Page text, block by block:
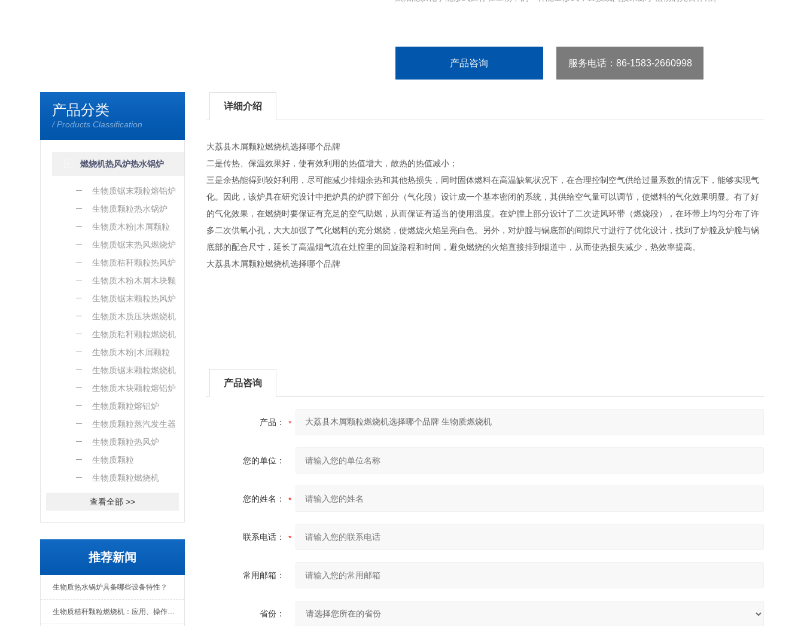
产品咨询 服务电话：86-1583-2660998
产品分类
/ Products Classification
燃烧机热风炉热水锅炉
生物质锯末颗粒熔铝炉
生物质颗粒热水锅炉
生物质木粉|木屑颗粒
熔铝炉
生物质锯末热风燃烧炉
生物质秸秆颗粒热风炉
生物质木粉木屑木块颗
粒热风炉
生物质锯末颗粒热风炉
生物质木质压块燃烧机
生物质秸秆颗粒燃烧机
生物质木粉|木屑颗粒
燃烧机
生物质锯末颗粒燃烧机
生物质木块颗粒熔铝炉
生物质颗粒熔铝炉
生物质颗粒蒸汽发生器
生物质颗粒热风炉
生物质颗粒
生物质颗粒燃烧机
查看全部 >>
推荐新闻
生物质热水锅炉具备哪些设备特性？
生物质秸秆颗粒燃烧机：应用、操作与日常维护全解析
详细介绍
大荔县木屑颗粒燃烧机选择哪个品牌
二是传热、保温效果好，使有效利用的热值增大，散热的热值减小；
三是余热能得到较好利用，尽可能减少排烟余热和其他热损失，同时固体燃料在高温缺氧状况下，在合理控制空气供给过量系数的情况下，能够实现气
化。因此，该炉具在研究设计中把炉具的炉膛下部分（气化段）设计成一个基本密闭的系统，其供给空气量可以调节，使燃料的气化效果明显。有了好
的气化效果，在燃烧时要保证有充足的空气助燃，从而保证有适当的使用温度。在炉膛上部分设计了二次进风环带（燃烧段），在环带上均匀分布了许
多二次供氧小孔，大大加强了气化燃料的充分燃烧，使燃烧火焰呈亮白色。另外，对炉膛与锅底部的间隙尺寸进行了优化设计，找到了炉膛及炉膛与锅
底部的配合尺寸，延长了高温烟气流在灶膛里的回旋路程和时间，避免燃烧的火焰直接排到烟道中，从而使热损失减少，热效率提高。
大荔县木屑颗粒燃烧机选择哪个品牌
产品咨询
产品：
您的单位：
您的姓名：
联系电话：
常用邮箱：
省份：